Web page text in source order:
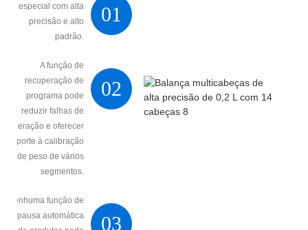
01
especial com alta
precisão e alto
padrão.
02
A função de
recuperação de
programa pode
reduzir falhas de
operação e oferecer
suporte à calibração
de peso de vários
segmentos.
03
Nenhuma função de
pausa automática